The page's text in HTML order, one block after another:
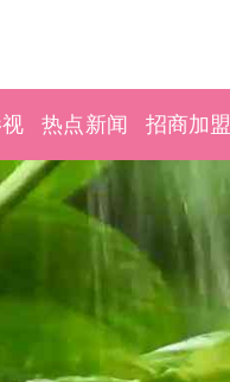
热点新闻 招商加盟